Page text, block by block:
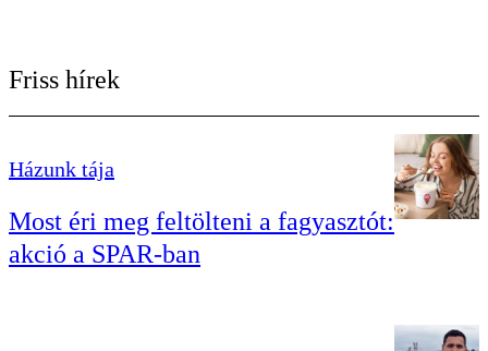
Friss hírek
Házunk tája
Most éri meg feltölteni a fagyasztót:
akció a SPAR-ban